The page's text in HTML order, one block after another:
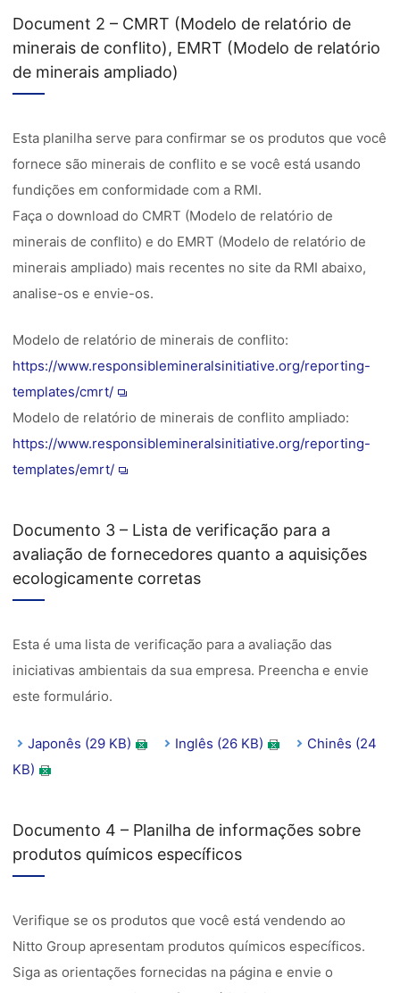
Document 2 – CMRT (Modelo de relatório de
minerais de conflito), EMRT (Modelo de relatório
de minerais ampliado)
Esta planilha serve para confirmar se os produtos que você
fornece são minerais de conflito e se você está usando
fundições em conformidade com a RMI.
Faça o download do CMRT (Modelo de relatório de
minerais de conflito) e do EMRT (Modelo de relatório de
minerais ampliado) mais recentes no site da RMI abaixo,
analise-os e envie-os.
Modelo de relatório de minerais de conflito:
https://www.responsiblemineralsinitiative.org/reporting-
templates/cmrt/
Modelo de relatório de minerais de conflito ampliado:
https://www.responsiblemineralsinitiative.org/reporting-
templates/emrt/
Documento 3 – Lista de verificação para a
avaliação de fornecedores quanto a aquisições
ecologicamente corretas
Esta é uma lista de verificação para a avaliação das
iniciativas ambientais da sua empresa. Preencha e envie
este formulário.
Japonês (29 KB) Inglês (26 KB)
Chinês (24
KB)
Documento 4 – Planilha de informações sobre
produtos químicos específicos
Verifique se os produtos que você está vendendo ao
Nitto Group apresentam produtos químicos específicos.
Siga as orientações fornecidas na página e envie o